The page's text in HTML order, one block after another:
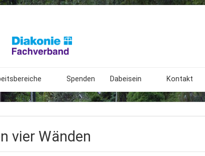
Was wir extern tun
Betreutes Wohnen
Spenden Dabeisein
Freiwilliges Soziales Jahr
Ehrenamtliche Mitarbeit
Kontakt
Mitarbeiter
Impressum
vier Wänden